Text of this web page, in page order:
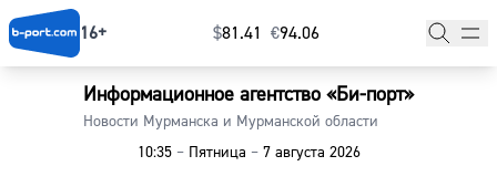
16+ $⁠81.41 €⁠94.06
Информационное агентство «Би-порт»
Новости Мурманска и Мурманской области
10:35 –Пятница –7 августа 2026
Главная